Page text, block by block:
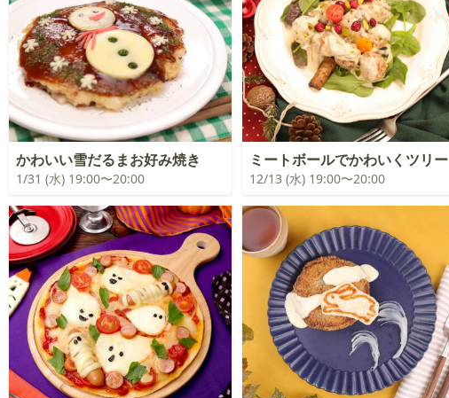
かわいい雪だるまお好み焼き
1/31 (水) 19:00〜20:00
ミートボールでかわいくツリー
12/13 (水) 19:00〜20:00